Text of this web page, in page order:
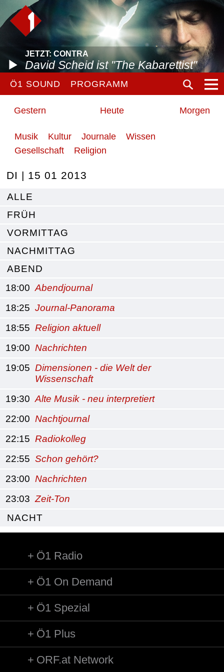
JETZT: CONTRA
David Scheid ist "The Kabarettist"
Ö1 SOUND PROGRAMM
Gestern Heute Morgen
Musik Kultur Journale
Wissen
Gesellschaft
Religion
DI | 15 01 2013
ALLE
FRÜH
VORMITTAG
NACHMITTAG
ABEND
18:00 Abendjournal
18:25 Journal-Panorama
18:55 Religion aktuell
19:00 Nachrichten
19:05 Dimensionen - die Welt der
Wissenschaft
19:30 Alte Musik - neu interpretiert
22:00 Nachtjournal
22:15 Radiokolleg
22:55 Schon gehört?
23:00 Nachrichten
23:03 Zeit-Ton
NACHT
Ö1 Radio
Ö1 On Demand
Ö1 Spezial
Ö1 Plus
ORF.at Network